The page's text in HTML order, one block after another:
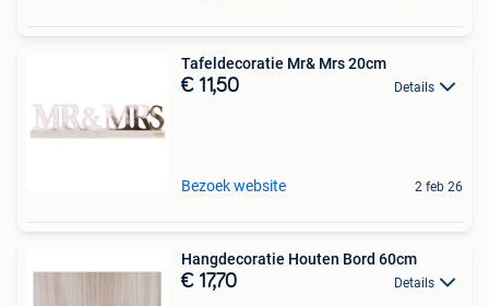
Tafeldecoratie Mr& Mrs 20cm
€ 11,50 Details
Bezoek website 2 feb 26
Hangdecoratie Houten Bord 60cm
€ 17,70 Details